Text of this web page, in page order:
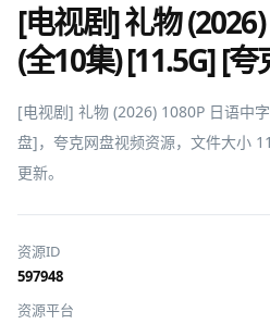
[电视剧] 礼物
(全10集) [11.5G] [
[电视剧] 礼物 (2026) 1080P 日语中
盘]，夸克网盘视频资源，文件大小
更新。
资源ID
597948
资源平台